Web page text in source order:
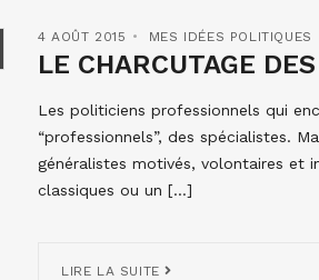
4 AOÛT 2015 MES IDÉES POLITIQUES
LE CHARCUTAGE
Les politiciens professionnels qui
“professionnels”, des spécialistes.
généralistes motivés, volontaires et
classiques ou un […]
LIRE LA SUITE